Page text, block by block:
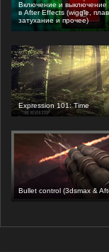
Включение и
в After Effects (wiggle,
затухание и прочее)
Expression 101: Time
Bullet control (3dsmax &